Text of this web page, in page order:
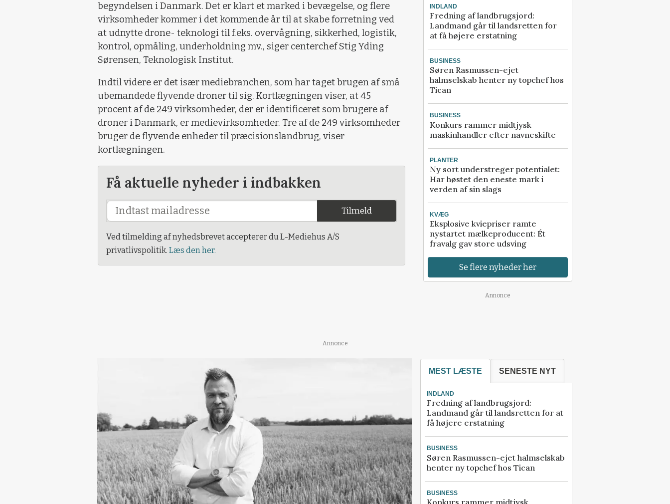
begyndelsen i Danmark. Det er klart et marked i bevægelse, og flere
virksomheder kommer i det kommende år til at skabe forretning ved
at udnytte drone- teknologi til f.eks. overvågning, sikkerhed, logistik,
kontrol, opmåling, underholdning mv., siger centerchef Stig Yding
Sørensen, Teknologisk Institut.
Indtil videre er det især mediebranchen, som har taget brugen af små
ubemandede flyvende droner til sig. Kortlægningen viser, at 45
procent af de 249 virksomheder, der er identificeret som brugere af
droner i Danmark, er medievirksomheder. Tre af de 249 virksomheder
bruger de flyvende enheder til præcisionslandbrug, viser
kortlægningen.
Få aktuelle nyheder i indbakken
Tilmeld
Ved tilmelding af nyhedsbrevet accepterer du L-Mediehus A/S
privatlivspolitik. Læs den her.
INDLAND
Fredning af landbrugsjord:
Landmand går til landsretten for
at få højere erstatning
BUSINESS
Søren Rasmussen-ejet
halmselskab henter ny topchef hos
Tican
BUSINESS
Konkurs rammer midtjysk
maskinhandler efter navneskifte
PLANTER
Ny sort understreger potentialet:
Har høstet den eneste mark i
verden af sin slags
KVÆG
Eksplosive kviepriser ramte
nystartet mælkeproducent: Ét
fravalg gav store udsving
Se flere nyheder her
Annonce
Annonce
MEST LÆSTE SENESTE NYT
INDLAND
Fredning af landbrugsjord:
Landmand går til landsretten for at
få højere erstatning
BUSINESS
Søren Rasmussen-ejet halmselskab
henter ny topchef hos Tican
BUSINESS